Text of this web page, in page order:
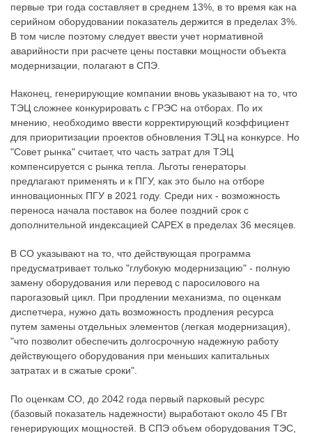
первые три года составляет в среднем 13%, в то время как на
серийном оборудовании показатель держится в пределах 3%.
В том числе поэтому следует ввести учет нормативной
аварийности при расчете цены поставки мощности объекта
модернизации, полагают в СПЭ.
Наконец, генерирующие компании вновь указывают на то, что
ТЭЦ сложнее конкурировать с ГРЭС на отборах. По их
мнению, необходимо ввести корректирующий коэффициент
для приоритизации проектов обновления ТЭЦ на конкурсе. Но
"Совет рынка" считает, что часть затрат для ТЭЦ
компенсируется с рынка тепла. Льготы генераторы
предлагают применять и к ПГУ, как это было на отборе
инновационных ПГУ в 2021 году. Среди них - возможность
переноса начала поставок на более поздний срок с
дополнительной индексацией CAPEX в пределах 36 месяцев.
В СО указывают на то, что действующая программа
предусматривает только "глубокую модернизацию" - полную
замену оборудования или перевод с паросилового на
парогазовый цикл. При продлении механизма, по оценкам
диспетчера, нужно дать возможность продления ресурса
путем замены отдельных элементов (легкая модернизация),
"что позволит обеспечить долгосрочную надежную работу
действующего оборудования при меньших капитальных
затратах и в сжатые сроки".
По оценкам СО, до 2042 года первый парковый ресурс
(базовый показатель надежности) выработают около 45 ГВт
генерирующих мощностей. В СПЭ объем оборудования ТЭС,